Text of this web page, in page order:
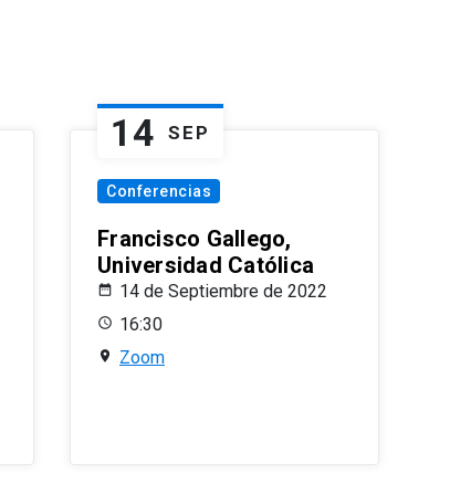
14 SEP
Conferencias
Francisco Gallego,
Universidad Católica
14 de Septiembre de 2022
16:30
Zoom